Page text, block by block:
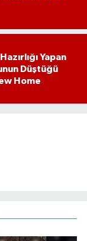
Yapan
Düştüğü
Home